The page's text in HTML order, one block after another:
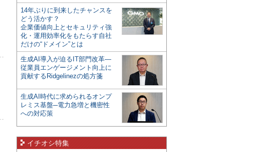
14年ぶりに到来したチャンスを
どう活かす？
企業価値向上とセキュリティ強
化・運用効率化をもたらす自社
だけの“ドメイン”とは
生成AI導入が迫るIT部門改革―
従業員エンゲージメント向上に
貢献するRidgelinezの処方箋
生成AI時代に求められるオンプ
レミス基盤─電力急増と機密性
への対応策
イチオシ特集